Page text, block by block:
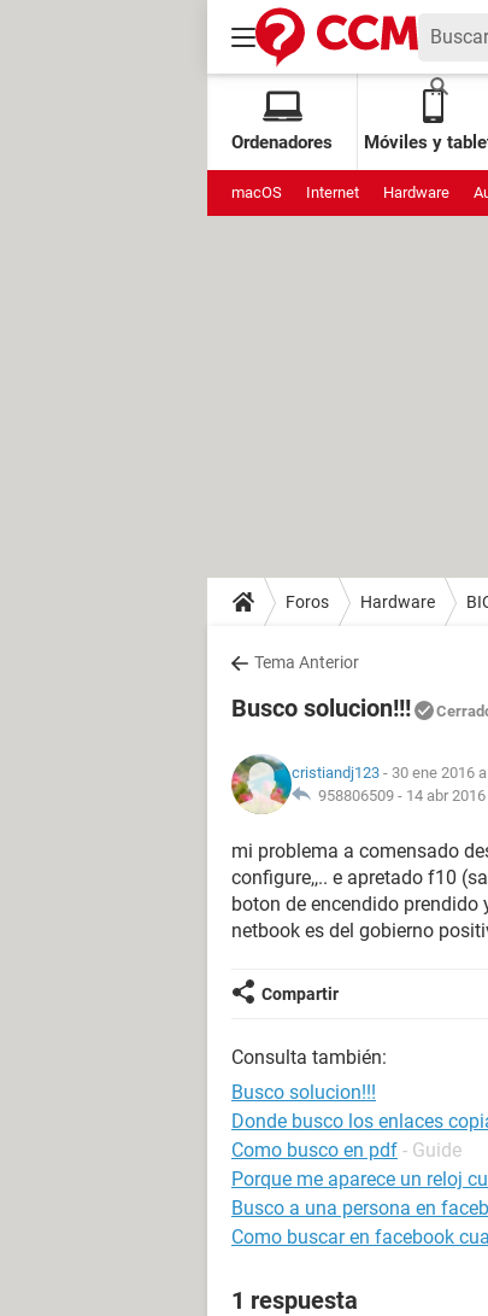
Ordenadores Móviles y
macOS Internet Hardware
Foros Hardware
Tema Anterior
Busco solucion!!!
cristiandj123 - 30 ene 2016
958806509 - 14 abr
mi problema a comensado
configure,,.. e apretado f10
boton de encendido prendido
netbook es del gobierno
Compartir
Consulta también:
Busco solucion!!!
Donde busco los enlaces
Como busco en pdf - Guide
Porque me aparece un reloj
Busco a una persona en
Como buscar en facebook
1 respuesta